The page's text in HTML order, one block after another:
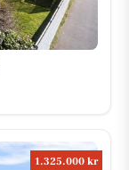
1.325.000 kr